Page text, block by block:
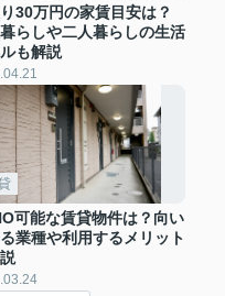
30万円の家賃目安は？
らしや二人暮らしの生活
も解説
可能な賃貸物件は？向い
業種や利用するメリット